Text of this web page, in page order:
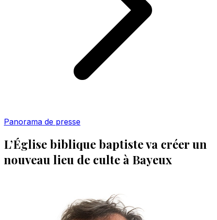
Panorama de presse
L’Église biblique baptiste va créer un
nouveau lieu de culte à Bayeux